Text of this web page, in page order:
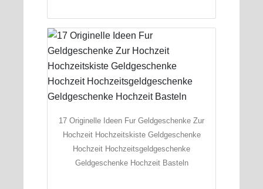
17 Originelle Ideen Fur Geldgeschenke Zur
Hochzeit Hochzeitskiste Geldgeschenke
Hochzeit Hochzeitsgeldgeschenke
Geldgeschenke Hochzeit Basteln